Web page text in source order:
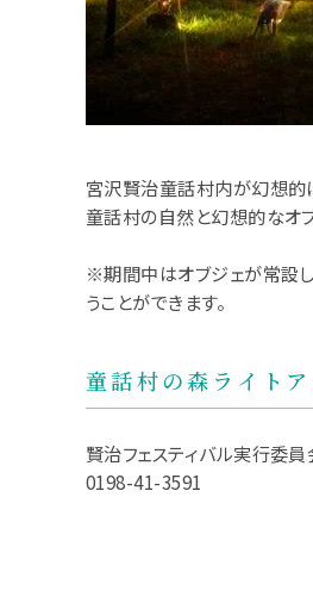
宮沢賢治童話村内が幻想的
童話村の自然と幻想的なオ
※期間中はオブジェが常設し
うことができます。
童話村の森ライト
賢治フェスティバル実行委
0198-41-3591